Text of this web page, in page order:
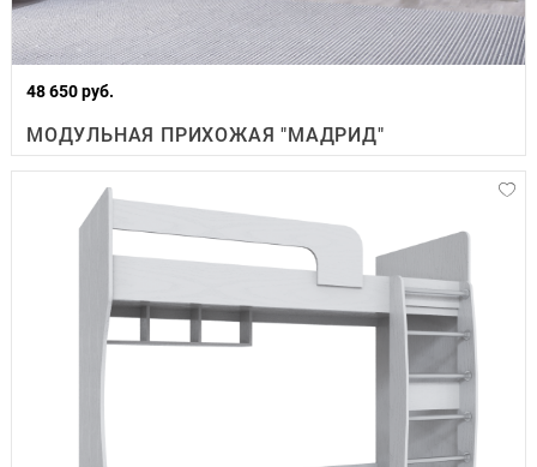
48 650 руб.
МОДУЛЬНАЯ ПРИХОЖАЯ "МАДРИД"